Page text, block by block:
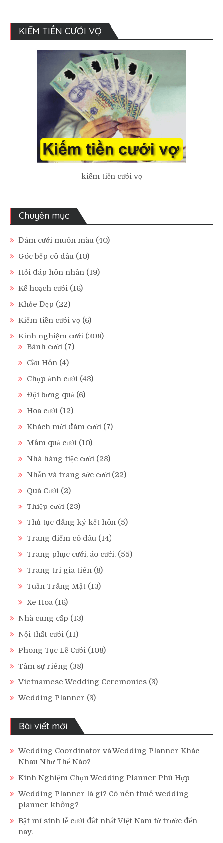
KIẾM TIỀN CƯỚI VỢ
kiếm tiền cưới vợ
Chuyên mục
Đám cưới muôn màu (40)
Góc bếp cô dâu (10)
Hỏi đáp hôn nhân (19)
Kế hoạch cưới (16)
Khỏe Đẹp (22)
Kiếm tiền cưới vợ (6)
Kinh nghiệm cưới (308)
Bánh cưới (7)
Cầu Hôn (4)
Chụp ảnh cưới (43)
Đội bưng quả (6)
Hoa cưới (12)
Khách mời đám cưới (7)
Mâm quả cưới (10)
Nhà hàng tiệc cưới (28)
Nhẫn và trang sức cưới (22)
Quà Cưới (2)
Thiệp cưới (23)
Thủ tục đăng ký kết hôn (5)
Trang điểm cô dâu (14)
Trang phục cưới, áo cưới. (55)
Trang trí gia tiên (8)
Tuần Trăng Mật (13)
Xe Hoa (16)
Nhà cung cấp (13)
Nội thất cưới (11)
Phong Tục Lễ Cưới (108)
Tâm sự riêng (38)
Vietnamese Wedding Ceremonies (3)
Wedding Planner (3)
Bài viết mới
Wedding Coordinator và Wedding Planner Khác
Nhau Như Thế Nào?
Kinh Nghiệm Chọn Wedding Planner Phù Hợp
Wedding Planner là gì? Có nên thuê wedding
planner không?
Bật mí sính lễ cưới đắt nhất Việt Nam từ trước đến
nay.